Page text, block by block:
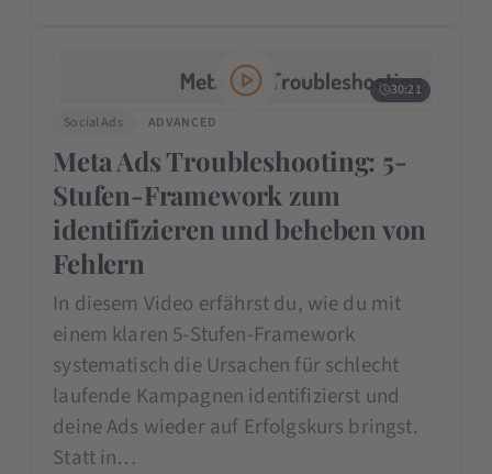
30:21
Social Ads
ADVANCED
Meta Ads Troubleshooting: 5-
Stufen-Framework zum
identifizieren und beheben von
Fehlern
In diesem Video erfährst du, wie du mit
einem klaren 5-Stufen-Framework
systematisch die Ursachen für schlecht
laufende Kampagnen identifizierst und
deine Ads wieder auf Erfolgskurs bringst.
Statt in…